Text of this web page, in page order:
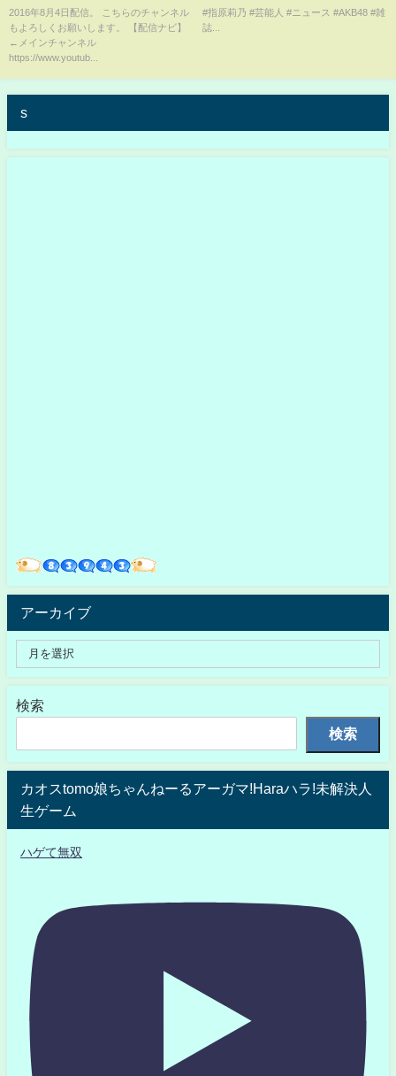
ち）
2016年8月4日配信。 こちらのチャンネル
もよろしくお願いします。 【配信ナビ】
←メインチャンネル
https://www.youtub...
#指原莉乃 #芸能人 #ニュース #AKB48 #雑
誌...
s
アーカイブ
検索
検索
カオスtomo娘ちゃんねーるアーガマ!Haraハラ!未解決人
生ゲーム
ハゲて無双